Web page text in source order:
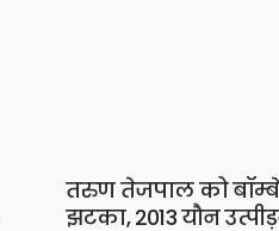
तरुण तेजपाल को बॉम्बे
झटका, 2013 यौन